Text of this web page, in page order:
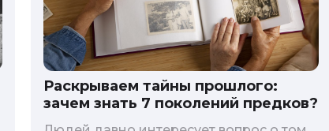
Раскрываем тайны прошлого:
зачем знать 7 поколений предков?